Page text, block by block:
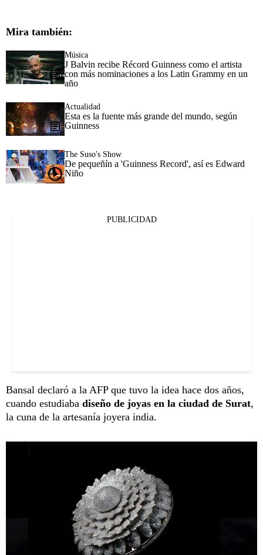
Mira también:
Música
J Balvin recibe Récord Guinness como el artista
con más nominaciones a los Latin Grammy en un
año
Actualidad
Esta es la fuente más grande del mundo, según
Guinness
The Suso's Show
De pequeñín a 'Guinness Record', así es Edward
Niño
PUBLICIDAD
Bansal declaró a la AFP que tuvo la idea hace dos años,
cuando estudiaba diseño de joyas en la ciudad de Surat,
la cuna de la artesanía joyera india.